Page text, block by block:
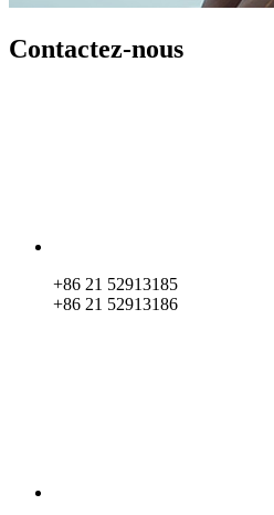
Contactez-nous
+86 21 52913185
+86 21 52913186